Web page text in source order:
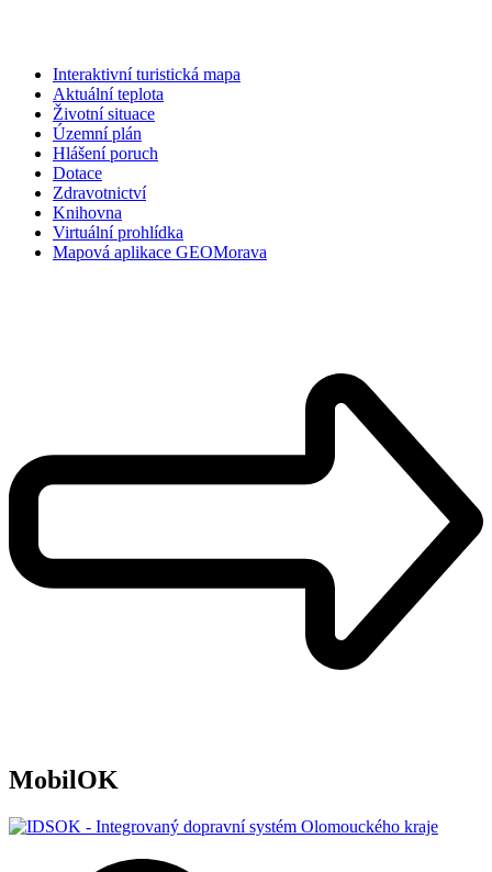
Interaktivní turistická mapa
Aktuální teplota
Životní situace
Územní plán
Hlášení poruch
Dotace
Zdravotnictví
Knihovna
Virtuální prohlídka
Mapová aplikace GEOMorava
MobilOK